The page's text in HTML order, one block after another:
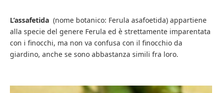
L’assafetida (nome botanico: Ferula asafoetida) appartiene
alla specie del genere Ferula ed è strettamente imparentata
con i finocchi, ma non va confusa con il finocchio da
giardino, anche se sono abbastanza simili fra loro.